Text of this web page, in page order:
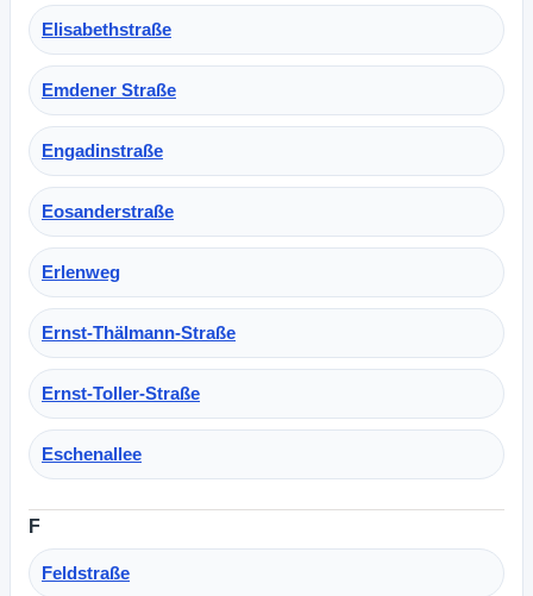
Elisabethstraße
Emdener Straße
Engadinstraße
Eosanderstraße
Erlenweg
Ernst-Thälmann-Straße
Ernst-Toller-Straße
Eschenallee
F
Feldstraße